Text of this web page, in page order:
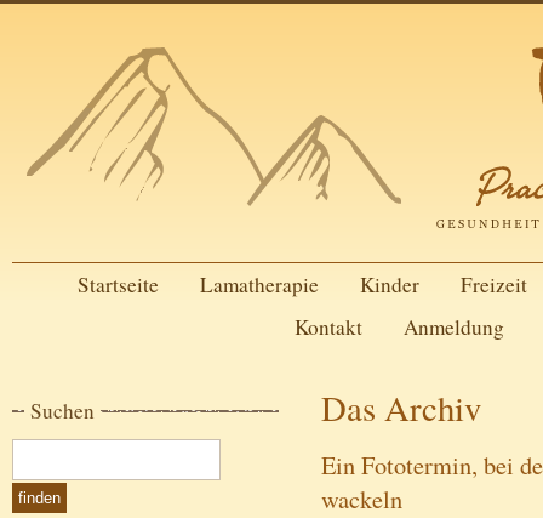
Startseite Lamatherapie Kinder
Freizeit
Kontakt
Anmeldung
Suchen Das Archiv
Ein Fototermin, bei
wackeln